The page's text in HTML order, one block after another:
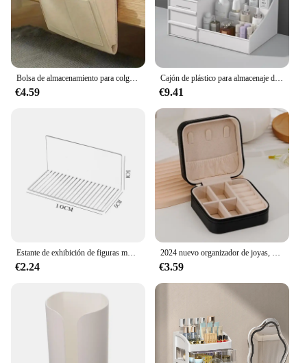
within easy reach, allowing you to safely use it
while driving without compromising your focus on
the road. Whether you're a wholesaler, vendor, or
simply looking to enhance your driving experience,
this organizer is an indispensable tool for the
modern driver.
Bolsa de almacenamiento para colgar junto a la cama, caja de almacenamiento de pañuelos con control remoto para teléfono móvil, bolsa colgante para libros, artículos para el hogar diversos
€4.59
Cajón de plástico para almacenaje de maquillaje, estante de acabado para dormitorio, cosméticos, cuidado de la piel, tocador, caja de papelería de escritorio
€9.41
Estante de exhibición de figuras montado en la pared de acrílico transparente autoadhesivo, estante de almacenamiento de modelos de personajes, soporte de juguetes, soporte de aromaterapia
€2.24
2024 nuevo organizador de joyas, caja de joyería de PU de viaje, joyero portátil de viaje, organizador de almacenamiento, soporte para pendientes, regalo
€3.59